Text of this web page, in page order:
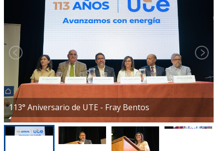
113° Aniversario de UTE - Fray Bentos